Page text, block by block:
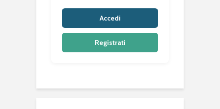
Accedi
Registrati